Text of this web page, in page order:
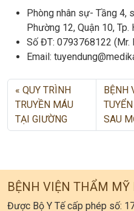
Phòng nhân sự- Tầng
Phường 12, Quận 10, Tp.
Số ĐT: 0793768122 (Mr.
Email:
QUY TRÌNH
TRUYỀN MÁU
TẠI GIƯỜNG
BỆNH
SAU
BỆNH VIỆN THẨM MỸ
Được Bộ Y Tế cấp phép số: